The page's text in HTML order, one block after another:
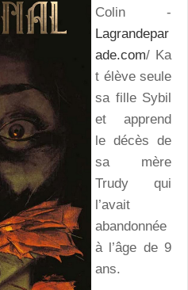
Colin -
Lagrandepar
ade.com/ Ka
t élève seule
sa fille Sybil
et apprend
le décès de
sa mère
Trudy qui
l’avait
abandonnée
à l’âge de 9
ans.